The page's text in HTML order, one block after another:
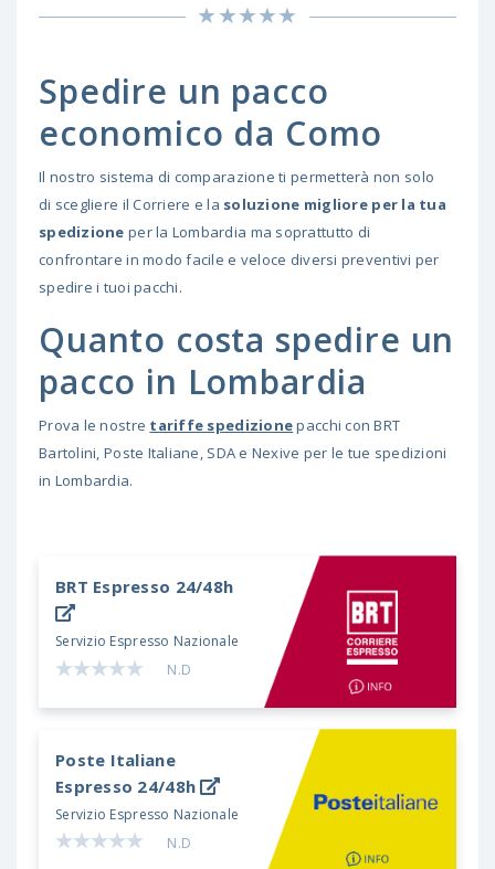
Spedire un pacco
economico da Como
Il nostro sistema di comparazione ti permetterà non solo
di scegliere il Corriere e la soluzione migliore per la tua
spedizione per la Lombardia ma soprattutto di
confrontare in modo facile e veloce diversi preventivi per
spedire i tuoi pacchi.
Quanto costa spedire un
pacco in Lombardia
Prova le nostre tariffe spedizionepacchi con BRT
Bartolini, Poste Italiane, SDA e Nexive per le tue spedizioni
in Lombardia.
BRT Espresso 24/48h
Servizio Espresso Nazionale
N.D
Poste Italiane
Espresso 24/48h
Servizio Espresso Nazionale
N.D